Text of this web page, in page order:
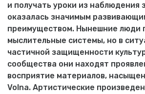
и получать уроки из
оказалась значимым
преимуществом. Нынешние люди
мыслительные системы, но в
частичной защищенности
сообщества они находят
восприятие материалов,
Volna. Артистические